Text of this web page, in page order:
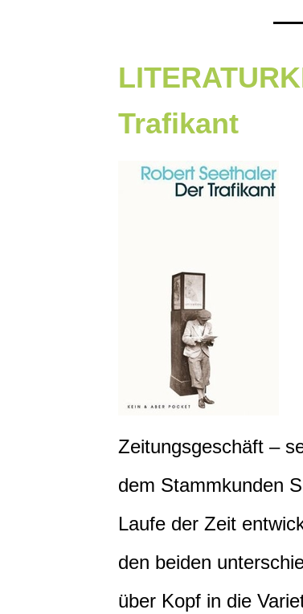
Trafikant
Zeitungsgeschäft –
dem Stammkunden
Laufe der Zeit
den beiden
über Kopf in die